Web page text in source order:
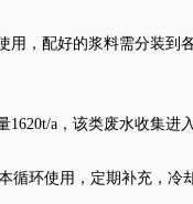
，配好的浆料需分装
1620t/a，该类废水收集进
循环使用，定期补充，冷